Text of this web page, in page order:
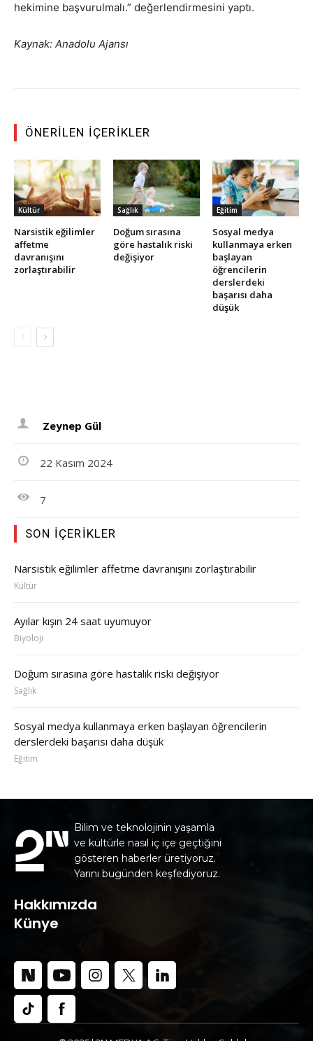
hekimine başvurulmalı.” değerlendirmesini yaptı.
Kaynak: Anadolu Ajansı
ÖNERILEN İÇERIKLER
Kültür
Narsistik eğilimler
affetme
davranışını
zorlaştırabilir
Sağlık
Doğum sırasına
göre hastalık riski
değişiyor
Eğitim
Sosyal medya
kullanmaya erken
başlayan
öğrencilerin
derslerdeki
başarısı daha
düşük
Zeynep Gül
22 Kasım 2024
7
SON İÇERIKLER
Narsistik eğilimler affetme davranışını zorlaştırabilir
Kültür
Ayılar kışın 24 saat uyumuyor
Biyoloji
Doğum sırasına göre hastalık riski değişiyor
Sağlık
Sosyal medya kullanmaya erken başlayan öğrencilerin
derslerdeki başarısı daha düşük
Eğitim
Bilim ve teknolojinin yaşamla
ve kültürle nasıl iç içe geçtiğini
gösteren haberler üretiyoruz.
Yarını bugünden keşfediyoruz.
Hakkımızda
Künye